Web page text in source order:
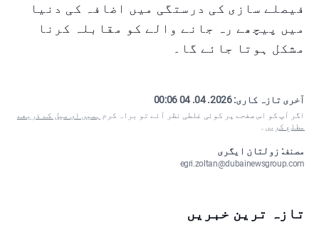
فیصلے سازی کی درستگی میں اضافہ کی دنیا
میں پیچھے رہ جانے والے کو مقابلہ کرنا
مشکل ہوتا جائے گا۔
آخری تازہ کاری:2026. 04. 04 00:06
اگر آپ کو اس صفحے پر کوئی غلطی نظر آئے تو براہ کرم ہمیں ای میل کے ذریعے
مطلع کریں ۔
مصنف: زولتان ایگری
egri.zoltan@dubainewsgroup.com
تازہ ترین خبریں